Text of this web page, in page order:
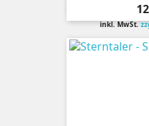
inkl. MwSt.